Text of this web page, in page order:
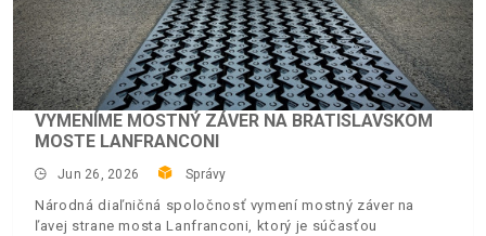
VYMENÍME MOSTNÝ ZÁVER NA BRATISLAVSKOM
MOSTE LANFRANCONI
Jun 26, 2026 Správy
Národná diaľničná spoločnosť vymení mostný záver na
ľavej strane mosta Lanfranconi, ktorý je súčasťou